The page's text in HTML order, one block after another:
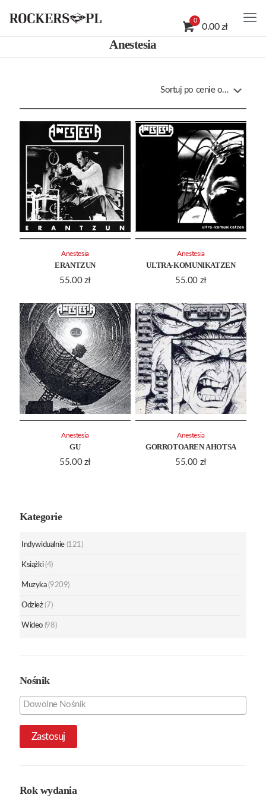
0
0.00 zł
Anestesia
ERANTZUN
55.00 zł
Anestesia
ULTRA-KOMUNIKATZEN
55.00 zł
Anestesia
GU
55.00 zł
Anestesia
GORROTOAREN AHOTSA
55.00 zł
Anestesia
Kategorie
Indywidualnie (121)
Książki (4)
Muzyka (9209)
Odzież (7)
Wideo (98)
Nośnik
Zastosuj
Rok wydania